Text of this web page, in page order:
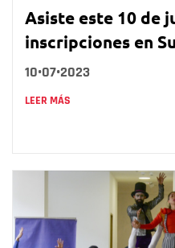
Asiste este 10 de
inscripciones en
10•07•2023
LEER MÁS